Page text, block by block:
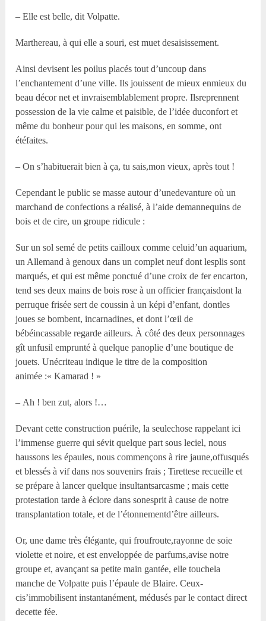
– Elle est belle, dit Volpatte.
Marthereau, à qui elle a souri, est muet desaisissement.
Ainsi devisent les poilus placés tout d’uncoup dans
l’enchantement d’une ville. Ils jouissent de mieux enmieux du
beau décor net et invraisemblablement propre. Ilsreprennent
possession de la vie calme et paisible, de l’idée duconfort et
même du bonheur pour qui les maisons, en somme, ont
étéfaites.
– On s’habituerait bien à ça, tu sais,mon vieux, après tout !
Cependant le public se masse autour d’unedevanture où un
marchand de confections a réalisé, à l’aide demannequins de
bois et de cire, un groupe ridicule :
Sur un sol semé de petits cailloux comme celuid’un aquarium,
un Allemand à genoux dans un complet neuf dont lesplis sont
marqués, et qui est même ponctué d’une croix de fer encarton,
tend ses deux mains de bois rose à un officier françaisdont la
perruque frisée sert de coussin à un képi d’enfant, dontles
joues se bombent, incarnadines, et dont l’œil de
bébéincassable regarde ailleurs. À côté des deux personnages
gît unfusil emprunté à quelque panoplie d’une boutique de
jouets. Unécriteau indique le titre de la composition
animée :« Kamarad ! »
– Ah ! ben zut, alors !…
Devant cette construction puérile, la seulechose rappelant ici
l’immense guerre qui sévit quelque part sous leciel, nous
haussons les épaules, nous commençons à rire jaune,offusqués
et blessés à vif dans nos souvenirs frais ; Tirettese recueille et
se prépare à lancer quelque insultantsarcasme ; mais cette
protestation tarde à éclore dans sonesprit à cause de notre
transplantation totale, et de l’étonnementd’être ailleurs.
Or, une dame très élégante, qui froufroute,rayonne de soie
violette et noire, et est enveloppée de parfums,avise notre
groupe et, avançant sa petite main gantée, elle touchela
manche de Volpatte puis l’épaule de Blaire. Ceux-
cis’immobilisent instantanément, médusés par le contact direct
decette fée.